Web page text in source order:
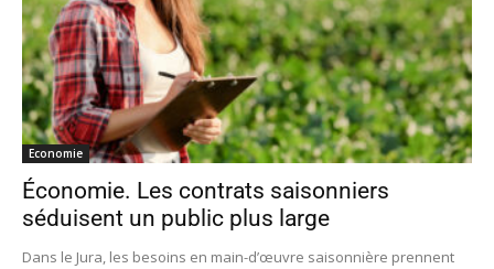
Economie
Économie. Les contrats saisonniers
séduisent un public plus large
Dans le Jura, les besoins en main-d’œuvre saisonnière prennent